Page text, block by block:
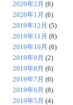
2020年2月 (6)
2020年1月 (6)
2019年12月 (5)
2019年11月 (8)
2019年10月 (6)
2019年9月 (2)
2019年8月 (6)
2019年7月 (6)
2019年6月 (8)
2019年5月 (4)